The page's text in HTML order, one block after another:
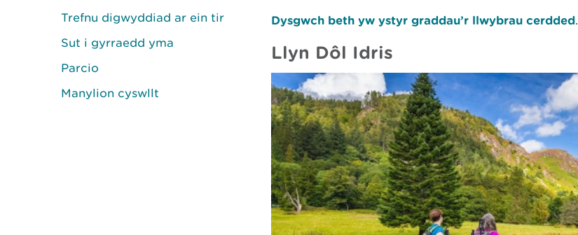
Trefnu digwyddiad ar ein tir
Sut i gyrraedd yma
Parcio
Manylion cyswllt
Dysgwch beth yw ystyr graddau’r llwybrau cerdded.
Llyn Dôl Idris